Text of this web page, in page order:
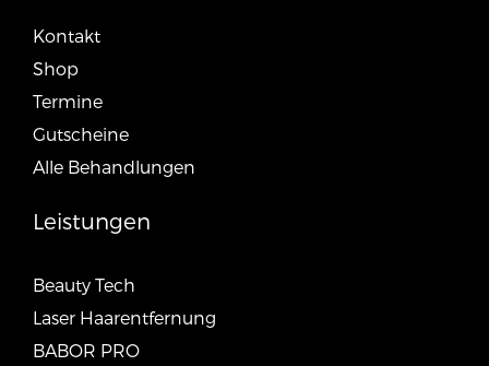
Kontakt
Shop
Termine
Gutscheine
Alle Behandlungen
Leistungen
Beauty Tech
Laser Haarentfernung
BABOR PRO